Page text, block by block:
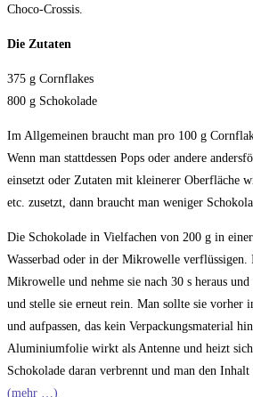
Choco-Crossis.
Die Zutaten
375 g Cornflakes
800 g Schokolade
Im Allgemeinen braucht man pro 100 g
Wenn man stattdessen Pops oder andere
einsetzt oder Zutaten mit kleinerer Oberfläche
etc. zusetzt, dann braucht man weniger
Die Schokolade in Vielfachen von 200 g in
Wasserbad oder in der Mikrowelle verflüssigen.
Mikrowelle und nehme sie nach 30 s heraus
und stelle sie erneut rein. Man sollte sie vorher
und aufpassen, das kein Verpackungsmaterial
Aluminiumfolie wirkt als Antenne und heizt
Schokolade daran verbrennt und man den Inhalt
(mehr …)